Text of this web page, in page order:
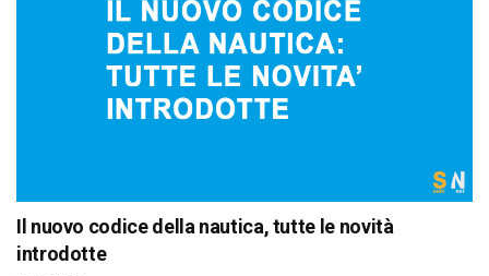
Il nuovo codice della nautica, tutte le novità
introdotte